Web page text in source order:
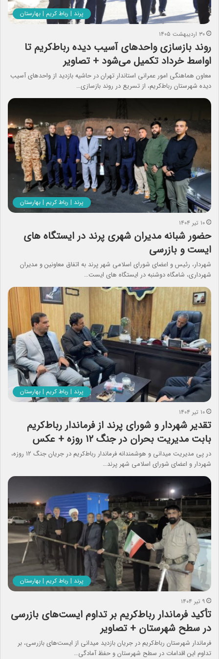
پرند | رباط کریم | بهارستان
۳۰ اردیبهشت ۱۴۰۵
روند بازسازی واحدهای آسیب‌ دیده رباط‌کریم تا
اواسط خرداد تکمیل می‌شود + تصاویر
معاون هماهنگی امور عمرانی استاندار تهران در حاشیه بازدید از واحدهای آسیب‌
دیده شهرستان رباط‌کریم، از تسریع در روند بازسازی…
پرند | رباط کریم | بهارستان
۱۰ تیر ۱۴۰۴
حضور شبانه مدیران شهری پرند در ایستگاه های
ایست و بازرسی
شهردار، رئیس و اعضای شورای اسلامی شهر پرند به اتفاق معاونین و مدیران
شهرداری، شامگاه دوشنبه در ایستگاه های ایست…
پرند | رباط کریم | بهارستان
۱۰ تیر ۱۴۰۴
تقدیر شهردار و شورای پرند از فرماندار رباط‌کریم
بابت مدیریت بحران در جنگ ۱۲ روزه + عکس
در پی مدیریت میدانی و هوشمندانه فرماندار رباط‌کریم در جریان جنگ ۱۲ روزه،
شهردار و اعضای شورای اسلامی شهر پرند…
پرند | رباط کریم | بهارستان
۹ تیر ۱۴۰۴
تأکید فرماندار رباط‌کریم بر تداوم ایست‌های بازرسی
در سطح شهرستان + تصاویر
فرماندار شهرستان رباط‌کریم در جریان بازدید میدانی از ایست‌های بازرسی، بر
تداوم این اقدامات در سطح شهرستان و حفظ آمادگی…